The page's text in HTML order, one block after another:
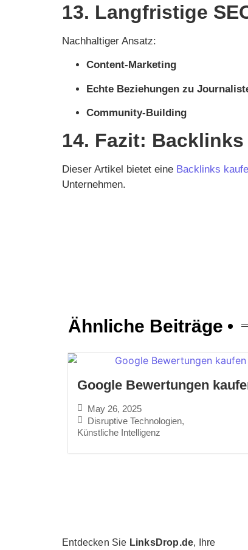
13. Langfristige
Nachhaltiger Ansatz:
Content-Marketing
Echte Beziehungen zu
Community-Building
14. Fazit:
Dieser Artikel bietet eine Backlinks
Unternehmen.
Ähnliche Beiträge
Google Bewertungen
May 26, 2025
Disruptive Technologien,
Künstliche Intelligenz
Entdecken Sie LinksDrop.de, Ihre